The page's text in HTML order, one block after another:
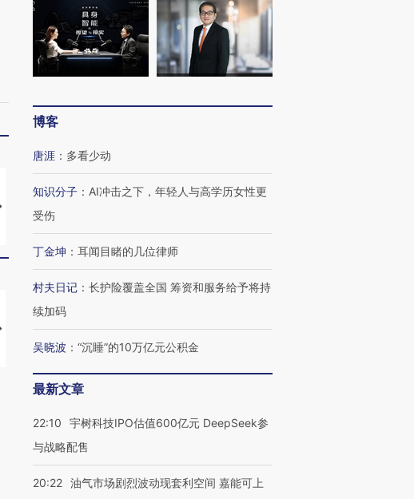
视线｜HYROX的吸金
术：是什么让中产们甘
心“花钱找虐”？
毒品
育部长拱下台
视线｜全球最热百城独占
97个 印度如何熬过48°C
38岁梅西上演帽子戏法
视线｜不考竞赛的王虹、
博客
唐涯 ： 多看少动
知识分子 ： AI冲击之下，年轻人与高学历女性更
受伤
丁金坤 ： 耳闻目睹的几位律师
村夫日记 ： 长护险覆盖全国 筹资和服务给予将持
续加码
吴晓波 ： “沉睡”的10万亿元公积金
最新文章
22:10
宇树科技IPO估值600亿元 DeepSeek参
与战略配售
20:22 油气市场剧烈波动现套利空间 嘉能可上